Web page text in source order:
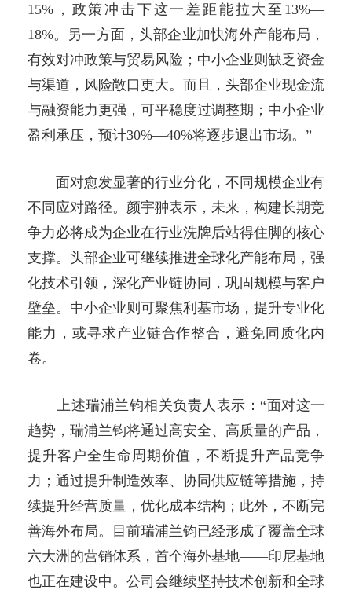
15%，政策冲击下这一差距能拉大至13%—
18%。另一方面，头部企业加快海外产能布局，
有效对冲政策与贸易风险；中小企业则缺乏资金
与渠道，风险敞口更大。而且，头部企业现金流
与融资能力更强，可平稳度过调整期；中小企业
盈利承压，预计30%—40%将逐步退出市场。”
面对愈发显著的行业分化，不同规模企业有
不同应对路径。颜宇翀表示，未来，构建长期竞
争力必将成为企业在行业洗牌后站得住脚的核心
支撑。头部企业可继续推进全球化产能布局，强
化技术引领，深化产业链协同，巩固规模与客户
壁垒。中小企业则可聚焦利基市场，提升专业化
能力，或寻求产业链合作整合，避免同质化内
卷。
上述瑞浦兰钧相关负责人表示：“面对这一
趋势，瑞浦兰钧将通过高安全、高质量的产品，
提升客户全生命周期价值，不断提升产品竞争
力；通过提升制造效率、协同供应链等措施，持
续提升经营质量，优化成本结构；此外，不断完
善海外布局。目前瑞浦兰钧已经形成了覆盖全球
六大洲的营销体系，首个海外基地——印尼基地
也正在建设中。公司会继续坚持技术创新和全球